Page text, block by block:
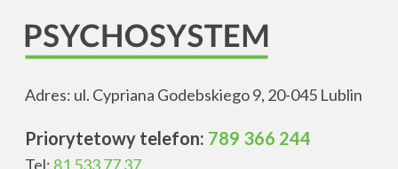
Adres: ul. Cypriana Godebskiego 9, 20-045 Lublin
Priorytetowy telefon: 789 366 244
Tel: 81 533 77 37